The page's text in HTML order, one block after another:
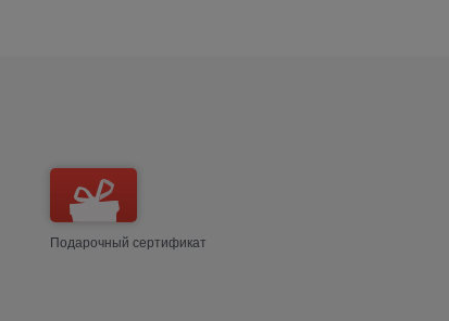
Подарочный сертификат